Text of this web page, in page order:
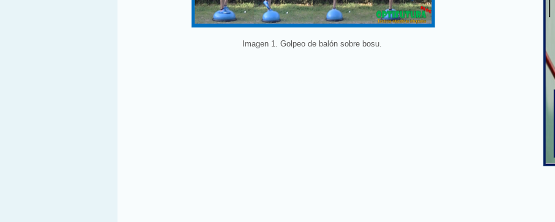
Imagen 1. Golpeo de balón sobre bosu.